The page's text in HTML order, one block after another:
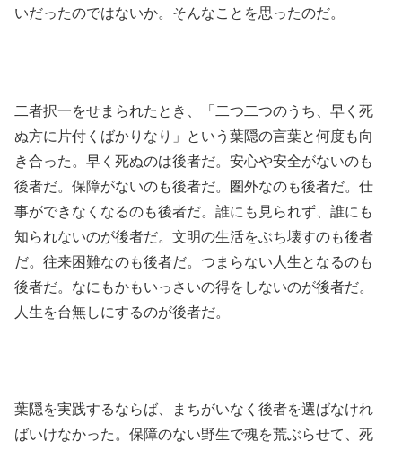
いだったのではないか。そんなことを思ったのだ。
二者択一をせまられたとき、「二つ二つのうち、早く死
ぬ方に片付くばかりなり」という葉隠の言葉と何度も向
き合った。早く死ぬのは後者だ。安心や安全がないのも
後者だ。保障がないのも後者だ。圏外なのも後者だ。仕
事ができなくなるのも後者だ。誰にも見られず、誰にも
知られないのが後者だ。文明の生活をぶち壊すのも後者
だ。往来困難なのも後者だ。つまらない人生となるのも
後者だ。なにもかもいっさいの得をしないのが後者だ。
人生を台無しにするのが後者だ。
葉隠を実践するならば、まちがいなく後者を選ばなけれ
ばいけなかった。保障のない野生で魂を荒ぶらせて、死